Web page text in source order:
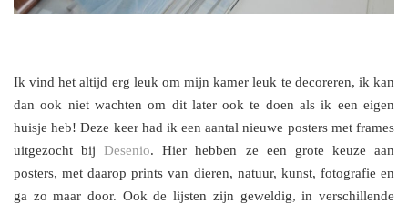
Ik vind het altijd erg leuk om mijn kamer leuk te decoreren, ik kan
dan ook niet wachten om dit later ook te doen als ik een eigen
huisje heb! Deze keer had ik een aantal nieuwe posters met frames
uitgezocht bijDesenio. Hier hebben ze een grote keuze aan
posters, met daarop prints van dieren, natuur, kunst, fotografie en
ga zo maar door. Ook de lijsten zijn geweldig, in verschillende